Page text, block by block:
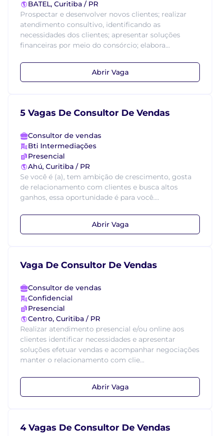
BATEL, Curitiba / PR
Prospectar e desenvolver novos clientes; realizar
atendimento consultivo, identificando as
necessidades dos clientes; apresentar soluções
financeiras por meio do consórcio; elabora...
Abrir Vaga
5 Vagas De Consultor De Vendas
Consultor de vendas
Bti Intermediações
Presencial
Ahú, Curitiba / PR
Se você é (a), tem ambição de crescimento, gosta
de relacionamento com clientes e busca altos
ganhos, essa oportunidade é para você....
Abrir Vaga
Vaga De Consultor De Vendas
Consultor de vendas
Confidencial
Presencial
Centro, Curitiba / PR
Realizar atendimento presencial e/ou online aos
clientes identificar necessidades e apresentar
soluções efetuar vendas e acompanhar negociações
manter o relacionamento com clie...
Abrir Vaga
4 Vagas De Consultor De Vendas